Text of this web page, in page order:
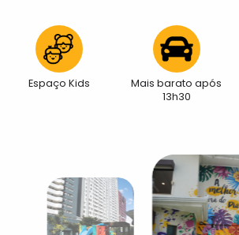
Espaço Kids
Mais barato após
13h30